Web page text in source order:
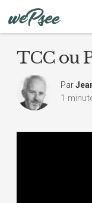
TCC ou
Par
1